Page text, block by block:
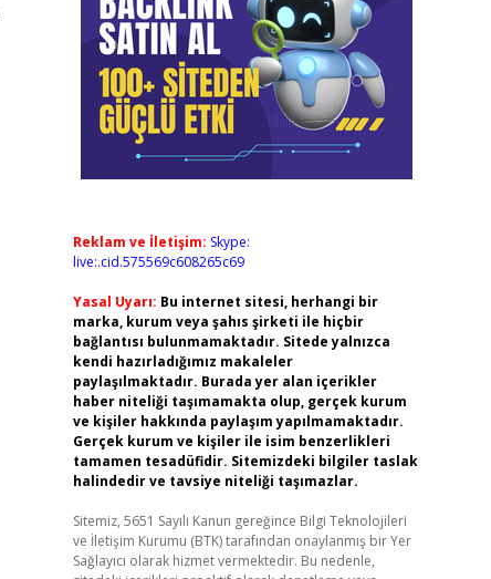
Reklam ve İletişim: Skype:
live:.cid.575569c608265c69
Yasal Uyarı: Bu internet sitesi, herhangi bir
marka, kurum veya şahıs şirketi ile hiçbir
bağlantısı bulunmamaktadır. Sitede yalnızca
kendi hazırladığımız makaleler
paylaşılmaktadır. Burada yer alan içerikler
haber niteliği taşımamakta olup, gerçek kurum
ve kişiler hakkında paylaşım yapılmamaktadır.
Gerçek kurum ve kişiler ile isim benzerlikleri
tamamen tesadüfidir. Sitemizdeki bilgiler taslak
halindedir ve tavsiye niteliği taşımazlar.
Sitemiz, 5651 Sayılı Kanun gereğince Bilgi Teknolojileri
ve İletişim Kurumu (BTK) tarafından onaylanmış bir Yer
Sağlayıcı olarak hizmet vermektedir. Bu nedenle,